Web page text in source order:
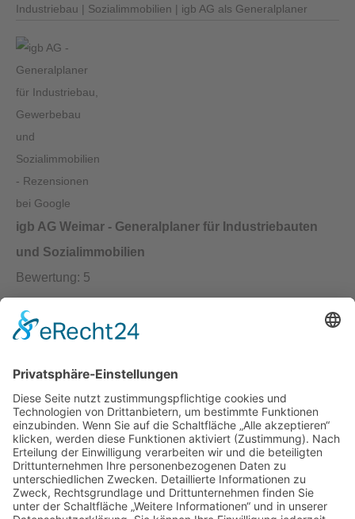
Industriebau | Sozialimmobilien | igb AG als Generalplaner
igb AG Weimar - Generalplaner für Industriebauten
und Sozialimmobilien
Bewertung: 5
igb AG
Brühl 12 | 99423 Weimar
Telefon:+49 (0) 3643 7710-30
E-Mail:info@igb.ag